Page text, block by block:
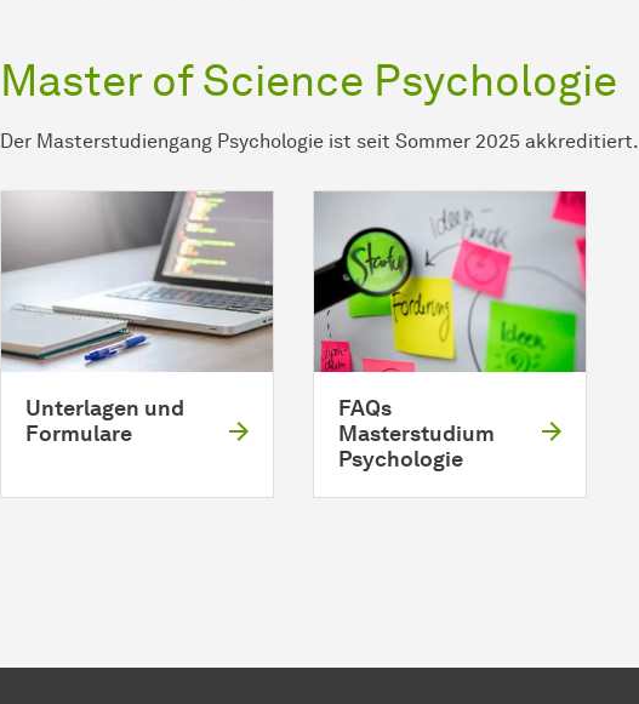
Master of Science Psychologie
Der Masterstudiengang Psychologie ist seit Sommer 2025 akkreditiert.
Unterlagen und
Formulare
FAQs
Masterstudium
Psychologie